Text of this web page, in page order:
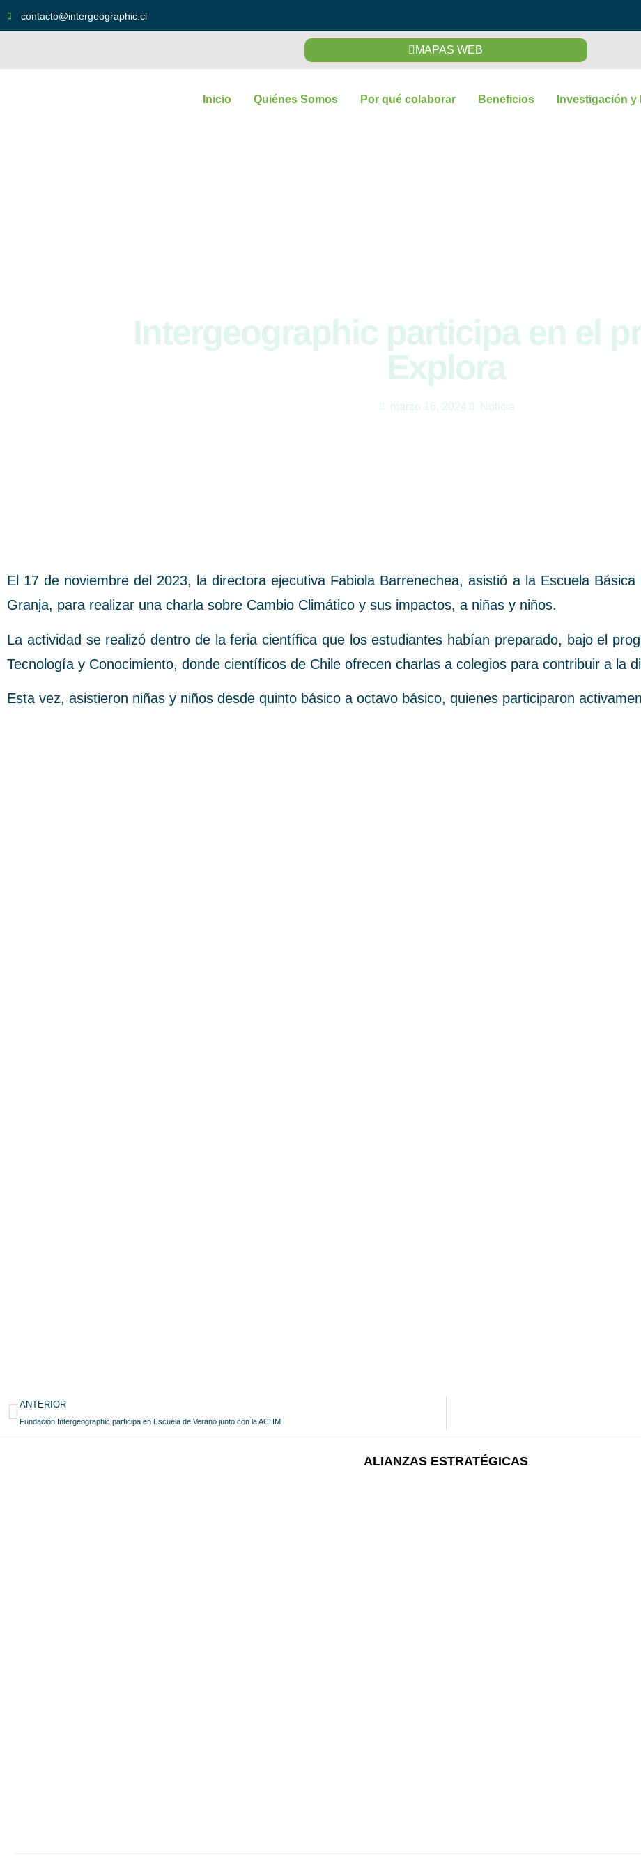
contacto@intergeographic.cl
MAPAS WEB
Inicio Quiénes Somos Por qué colaborar Beneficios Investigación y
Intergeographic participa en el
Explora
marzo 16, 2024 Noticia
El 17 de noviembre del 2023, la directora ejecutiva Fabiola Barrenechea, asistió a la Escuela
Granja, para realizar una charla sobre Cambio Climático y sus impactos, a niñas y niños.
La actividad se realizó dentro de la feria científica que los estudiantes habían preparado, bajo el
Tecnología y Conocimiento, donde científicos de Chile ofrecen charlas a colegios para contribuir a la
Esta vez, asistieron niñas y niños desde quinto básico a octavo básico, quienes participaron
ANTERIOR
Fundación Intergeographic participa en Escuela de Verano junto con la ACHM
ALIANZAS ESTRATÉGICAS​